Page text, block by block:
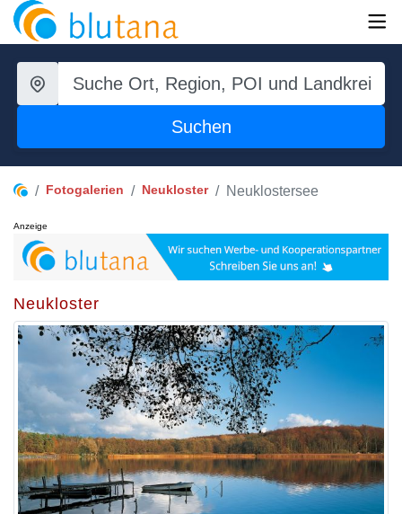
Suchen
Fotogalerien Neukloster Neuklostersee
Anzeige
Neukloster